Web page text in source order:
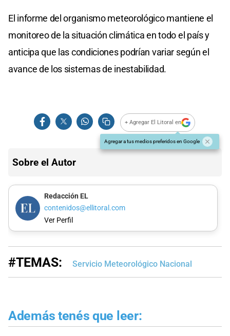
El informe del organismo meteorológico mantiene el
monitoreo de la situación climática en todo el país y
anticipa que las condiciones podrían variar según el
avance de los sistemas de inestabilidad.
+ Agregar El Litoral en
Agregar a tus medios preferidos en Google
Sobre el Autor
Redacción EL
contenidos@ellitoral.com
Ver Perfil
#TEMAS: Servicio Meteorológico Nacional
Además tenés que leer: